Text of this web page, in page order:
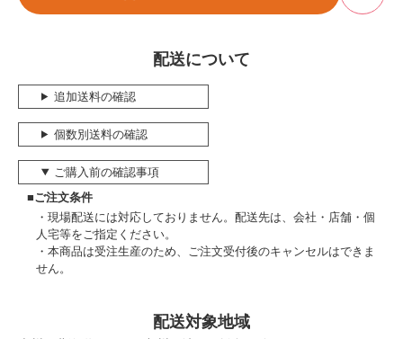
配送について
追加送料の確認
個数別送料の確認
ご購入前の確認事項
■ご注文条件
現場配送には対応しておりません。配送先は、会社・店舗・個
人宅等をご指定ください。
本商品は受注生産のため、ご注文受付後のキャンセルはできま
せん。
配送対象地域